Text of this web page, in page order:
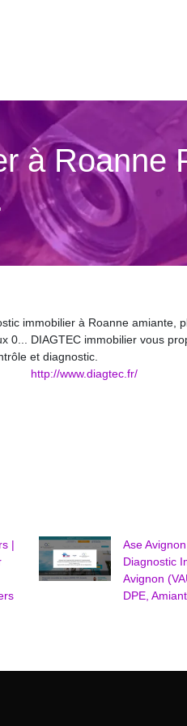
à Roanne
immobilier à Roanne amiante,
0... DIAGTEC immobilier vous
et diagnostic.
http://www.diagtec.fr/
|
Ase
Diagnostic
Avignon
DPE,